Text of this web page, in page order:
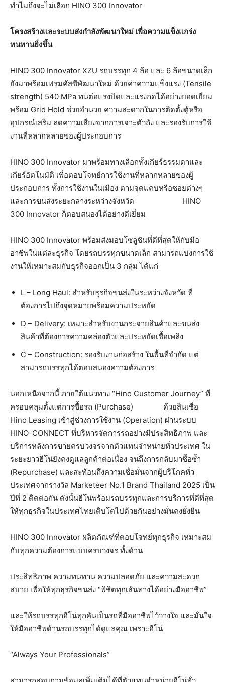
ทำไมถึงจะไม่เลือก HINO 300 Innovator
โครงสร้างและระบบส่งกำลังพัฒนาใหม่ เพื่อความแข็งแกร่ง
ทนทานยิ่งขึ้น
HINO 300 Innovator XZU รถบรรทุก 4 ล้อ และ 6 ล้อขนาดเล็ก
ยังมาพร้อมเฟรมคัสซีพัฒนาใหม่ ด้วยค่าความแข็งแรง (Tensile
strength) 540 MPa ทนต่อแรงบิดและแรงกดได้อย่างยอดเยี่ยม
พร้อม Grid Hold ช่วยอำนวย ความสะดวกในการติดตั้งตู้หรือ
อุปกรณ์เสริม ลดความเสี่ยงจากการเจาะตัวถัง และรองรับการใช้
งานที่หลากหลายของผู้ประกอบการ
HINO 300 Innovator มาพร้อมทางเลือกทั้งเกียร์ธรรมดาและ
เกียร์อัตโนมัติ เพื่อตอบโจทย์การใช้งานที่หลากหลายของผู้
ประกอบการ ทั้งการใช้งานในเมือง ตามจุดแคบหรือซอยต่างๆ
และการขนส่งระยะกลางระหว่างจังหวัด
HINO
300 Innovator ก็ตอบสนองได้อย่างดีเยี่ยม
HINO 300 Innovator พร้อมส่งมอบโซลูชันที่ดีที่สุดให้กับมือ
อาชีพในแต่ละธุรกิจ โดยรถบรรทุกขนาดเล็ก สามารถแบ่งการใช้
งานให้เหมาะสมกับธุรกิจออกเป็น 3 กลุ่ม ได้แก่
L – Long Haul: สำหรับธุรกิจขนส่งในระหว่างจังหวัด ที่
ต้องการไปถึงจุดหมายพร้อมความประหยัด
D – Delivery: เหมาะสำหรับงานกระจายสินค้าและขนส่ง
สินค้าที่ต้องการความคล่องตัวและประหยัดเชื้อเพลิง
C – Construction: รองรับงานก่อสร้าง ในพื้นที่จำกัด แต่
สามารถบรรทุกได้ตอบสนองความต้องการ
นอกเหนือจากนี้ ภายใต้แนวทาง “Hino Customer Journey” ที่
ครอบคลุมตั้งแต่การซื้อรถ (Purchase)
ด้วยสินเชื่อ
Hino Leasing เข้าสู่ช่วงการใช้งาน (Operation) ผ่านระบบ
HINO-CONNECT ที่บริหารจัดการรถอย่างมีประสิทธิภาพ และ
บริการหลังการขายครบวงจรจากตัวแทนจำหน่ายทั่วประเทศ ใน
ระยะยาวฮีโน่ยังคงดูแลลูกค้าต่อเนื่อง จนถึงการกลับมาซื้อซ้ำ
(Repurchase) และสะท้อนถึงความเชื่อมั่นจากผู้บริโภคทั่ว
ประเทศจากรางวัล Marketeer No.1 Brand Thailand 2025 เป็น
ปีที่ 2 ติดต่อกัน ดังนั้นฮีโน่พร้อมรถบรรทุกและการบริการที่ดีที่สุด
ให้ทุกธุรกิจในประเทศไทยเติบโตไปด้วยกันอย่างมั่นคงยั่งยืน
HINO 300 Innovator ผลิตภัณฑ์ที่ตอบโจทย์ทุกธุรกิจ เหมาะสม
กับทุกความต้องการแบบครบวงจร ทั้งด้าน
ประสิทธิภาพ ความทนทาน ความปลอดภัย และความสะดวก
สบาย เพื่อให้ทุกธุรกิจขนส่ง “พิชิตทุกเส้นทางได้อย่างมืออาชีพ”
และให้รถบรรทุกฮีโน่ทุกคันเป็นรถที่มืออาชีพไว้วางใจ และมั่นใจ
ให้มืออาชีพด้านรถบรรทุกได้ดูแลคุณ เพราะฮีโน่
“Always Your Professionals”